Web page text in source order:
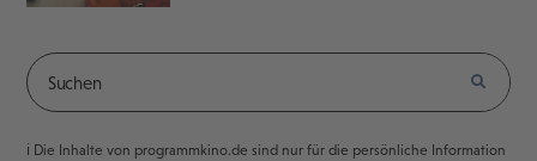
ℹ️ Die Inhalte von programmkino.de sind nur für die persönliche Information